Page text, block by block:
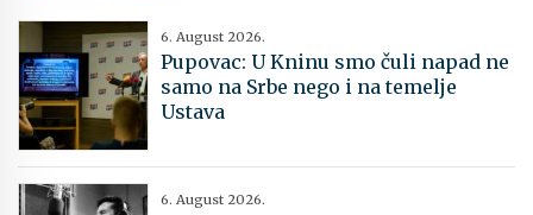
6. August 2026.
Pupovac: U Kninu smo čuli napad ne
samo na Srbe nego i na temelje
Ustava
6. August 2026.